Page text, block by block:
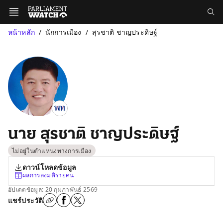
หน้าหลัก นักการเมือง สุรชาติ ชาญประดิษฐ์
นาย สุรชาติ ชาญประดิษฐ์
ไม่อยู่ในตำแหน่งทางการเมือง
ดาวน์โหลดข้อมูล
ผลการลงมติรายคน
อัปเดตข้อมูล: 20 กุมภาพันธ์ 2569
แชร์ประวัติ